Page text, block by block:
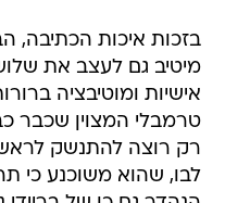
בזכות איכות הכתיבה,
מיטיב גם לעצב את
אישיות ומוטיבציה
טרמבלי המצוין שכבר
רק רוצה להתנשק
לבו, שהוא משוכנע כי